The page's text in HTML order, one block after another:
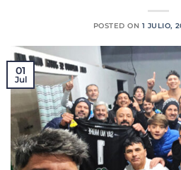
POSTED ON 1 JULIO,
01
Jul